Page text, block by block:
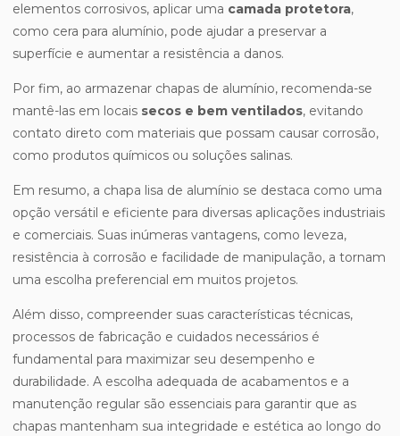
elementos corrosivos, aplicar uma camada protetora,
como cera para alumínio, pode ajudar a preservar a
superfície e aumentar a resistência a danos.
Por fim, ao armazenar chapas de alumínio, recomenda-se
mantê-las em locais secos e bem ventilados, evitando
contato direto com materiais que possam causar corrosão,
como produtos químicos ou soluções salinas.
Em resumo, a chapa lisa de alumínio se destaca como uma
opção versátil e eficiente para diversas aplicações industriais
e comerciais. Suas inúmeras vantagens, como leveza,
resistência à corrosão e facilidade de manipulação, a tornam
uma escolha preferencial em muitos projetos.
Além disso, compreender suas características técnicas,
processos de fabricação e cuidados necessários é
fundamental para maximizar seu desempenho e
durabilidade. A escolha adequada de acabamentos e a
manutenção regular são essenciais para garantir que as
chapas mantenham sua integridade e estética ao longo do